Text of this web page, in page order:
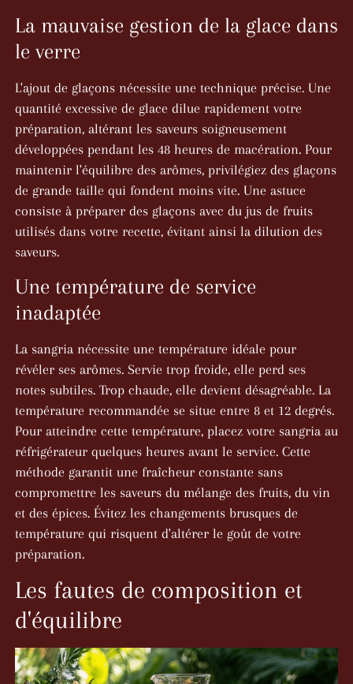
La mauvaise gestion de la glace dans
le verre
L'ajout de glaçons nécessite une technique précise. Une
quantité excessive de glace dilue rapidement votre
préparation, altérant les saveurs soigneusement
développées pendant les 48 heures de macération. Pour
maintenir l'équilibre des arômes, privilégiez des glaçons
de grande taille qui fondent moins vite. Une astuce
consiste à préparer des glaçons avec du jus de fruits
utilisés dans votre recette, évitant ainsi la dilution des
saveurs.
Une température de service
inadaptée
La sangria nécessite une température idéale pour
révéler ses arômes. Servie trop froide, elle perd ses
notes subtiles. Trop chaude, elle devient désagréable. La
température recommandée se situe entre 8 et 12 degrés.
Pour atteindre cette température, placez votre sangria au
réfrigérateur quelques heures avant le service. Cette
méthode garantit une fraîcheur constante sans
compromettre les saveurs du mélange des fruits, du vin
et des épices. Évitez les changements brusques de
température qui risquent d'altérer le goût de votre
préparation.
Les fautes de composition et
d'équilibre